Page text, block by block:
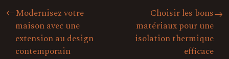
Modernisez votre
maison avec une
extension au design
contemporain
Choisir les bons
matériaux pour une
isolation thermique
efficace